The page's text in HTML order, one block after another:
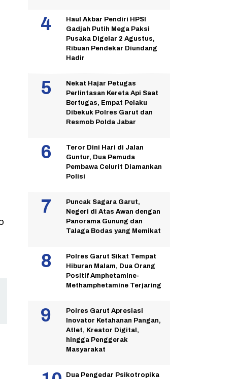
Haul Akbar Pendiri HPSI
Gadjah Putih Mega Paksi
Pusaka Digelar 2 Agustus,
Ribuan Pendekar Diundang
Hadir
Nekat Hajar Petugas
Perlintasan Kereta Api Saat
Bertugas, Empat Pelaku
Dibekuk Polres Garut dan
Resmob Polda Jabar
Teror Dini Hari di Jalan
Guntur, Dua Pemuda
Pembawa Celurit Diamankan
Polisi
Puncak Sagara Garut,
Negeri di Atas Awan dengan
Panorama Gunung dan
Talaga Bodas yang Memikat
Polres Garut Sikat Tempat
Hiburan Malam, Dua Orang
Positif Amphetamine-
Methamphetamine Terjaring
Polres Garut Apresiasi
Inovator Ketahanan Pangan,
Atlet, Kreator Digital,
hingga Penggerak
Masyarakat
Dua Pengedar Psikotropika